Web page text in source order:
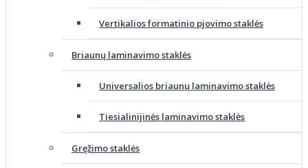
Vertikalios formatinio pjovimo staklės
Briaunų laminavimo staklės
Universalios briaunų laminavimo staklės
Tiesialinijinės laminavimo staklės
Gręžimo staklės